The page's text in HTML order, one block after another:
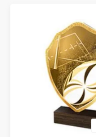
Způsob personalizace